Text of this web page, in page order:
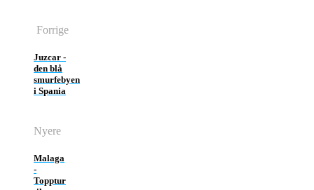
Forrige
Juzcar -
den blå
smurfebyen
i Spania
Nyere
Malaga
-
Topptur